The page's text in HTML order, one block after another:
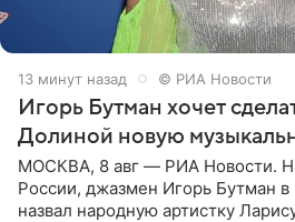
13 минут назад © РИА Новости
Игорь Бутман хочет
Долиной новую
МОСКВА, 8 авг — РИА Новости.
России, джазмен Игорь Бутман
назвал народную артистку